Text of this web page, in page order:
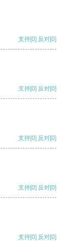
支持[0] 反对[0]
支持[0] 反对[0]
支持[0] 反对[0]
支持[0] 反对[0]
支持[0] 反对[0]